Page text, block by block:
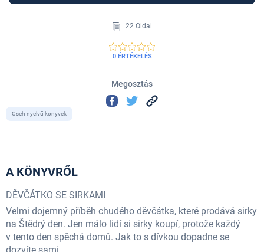
22 Oldal
0 ÉRTÉKELÉS
Megosztás
Cseh nyelvű könyvek
A KÖNYVRŐL
DĚVČÁTKO SE SIRKAMI
Velmi dojemný příběh chudého děvčátka, které prodává sirky
na Štědrý den. Jen málo lidí si sirky koupí, protože každý
v tento den spěchá domů. Jak to s dívkou dopadne se